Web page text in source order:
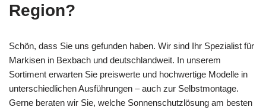
Region?
Schön, dass Sie uns gefunden haben. Wir sind Ihr Spezialist für
Markisen in Bexbach und deutschlandweit. In unserem
Sortiment erwarten Sie preiswerte und hochwertige Modelle in
unterschiedlichen Ausführungen – auch zur Selbstmontage.
Gerne beraten wir Sie, welche Sonnenschutzlösung am besten